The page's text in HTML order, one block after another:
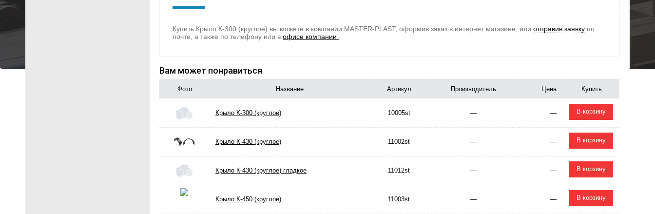
Купить Крыло К-300 (круглое) вы можете в компании MASTER-PLAST, оформив заказ в интернет магазине, или отправив заявку по
почте, а также по телефону или в офисе компании
Вам может понравиться
Фото Название Артикул Производитель Цена Купить
Крыло К-300 (круглое) 10005st — — В корзину
Крыло К-430 (круглое) 11002st — — В корзину
Крыло К-430 (круглое) гладкое 11012st — — В корзину
Крыло К-450 (круглое) 11003st — — В корзину